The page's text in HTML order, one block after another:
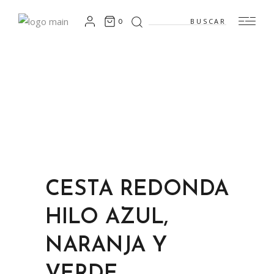
0 Search
for:
CESTA REDONDA
HILO AZUL,
NARANJA Y